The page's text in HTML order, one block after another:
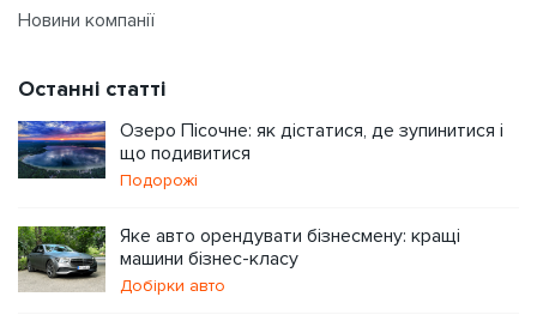
Новини компанії
Останні статті
Озеро Пісочне: як дістатися, де зупинитися і
що подивитися
Подорожі
Яке авто орендувати бізнесмену: кращі
машини бізнес-класу
Добірки авто